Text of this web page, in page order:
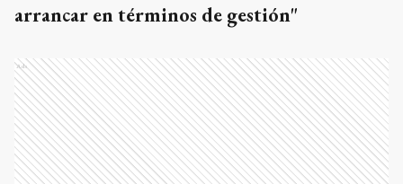
arrancar en términos de gestión"
Ads